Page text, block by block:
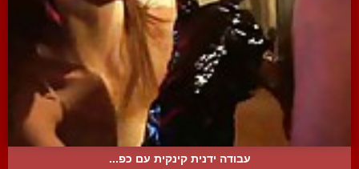
עבודה ידנית קינקית עם כפ...